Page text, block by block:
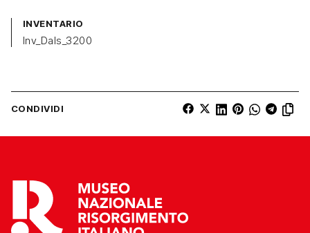
INVENTARIO
Inv_Dals_3200
CONDIVIDI